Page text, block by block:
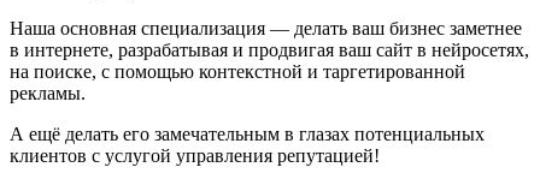
Наша основная специализация — делать ваш бизнес заметнее
в интернете, разрабатывая и продвигая ваш сайт в нейросетях,
на поиске, с помощью контекстной и таргетированной
рекламы.
А ещё делать его замечательным в глазах потенциальных
клиентов с услугой управления репутацией!